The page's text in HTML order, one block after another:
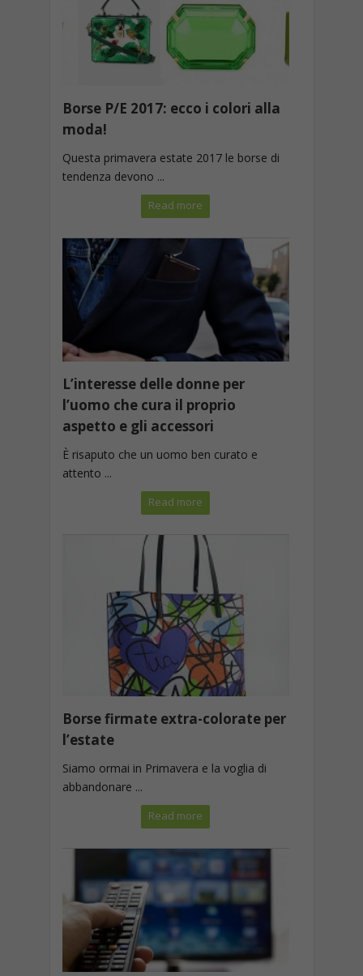
Borse P/E 2017: ecco i colori alla
moda!
Questa primavera estate 2017 le borse di
tendenza devono ...
Read more
L’interesse delle donne per
l’uomo che cura il proprio
aspetto e gli accessori
È risaputo che un uomo ben curato e
attento ...
Read more
Borse firmate extra-colorate per
l’estate
Siamo ormai in Primavera e la voglia di
abbandonare ...
Read more